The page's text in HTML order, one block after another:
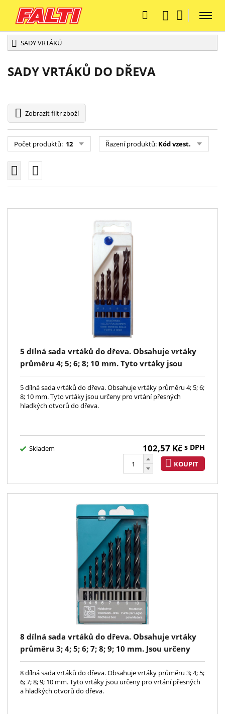
SADY VRTÁKŮ
SADY VRTÁKŮ DO DŘEVA
Zobrazitfiltr zboží
Počet produktů: 12 Řazení produktů: Kód vzest.
5 dílná sada vrtáků do dřeva. Obsahuje vrtáky
průměru 4; 5; 6; 8; 10 mm. Tyto vrtáky jsou
určeny pro vrtání přesných hladkých otvorů do
dřeva.
5 dílná sada vrtáků do dřeva. Obsahuje vrtáky průměru 4; 5; 6;
8; 10 mm. Tyto vrtáky jsou určeny pro vrtání přesných
hladkých otvorů do dřeva.
Skladem 102,57 Kč s DPH
KOUPIT
8 dílná sada vrtáků do dřeva. Obsahuje vrtáky
průměru 3; 4; 5; 6; 7; 8; 9; 10 mm. Jsou určeny
pro vrtání přesných a hladkých otvorů do dřeva.
8 dílná sada vrtáků do dřeva. Obsahuje vrtáky průměru 3; 4; 5;
6; 7; 8; 9; 10 mm. Tyto vrtáky jsou určeny pro vrtání přesných
a hladkých otvorů do dřeva.